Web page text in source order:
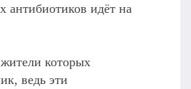
антибиотиков идёт на
которых
ведь эти